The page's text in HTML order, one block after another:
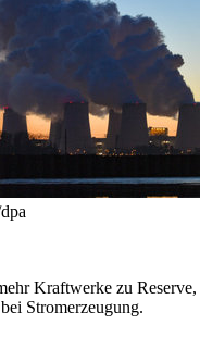
Kraftwerke zu Reserve,
Stromerzeugung.